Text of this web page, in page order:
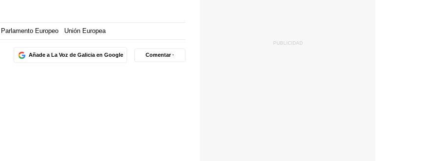
Parlamento Europeo Unión Europea
Añade a La Voz de Galicia en Google Comentar ·